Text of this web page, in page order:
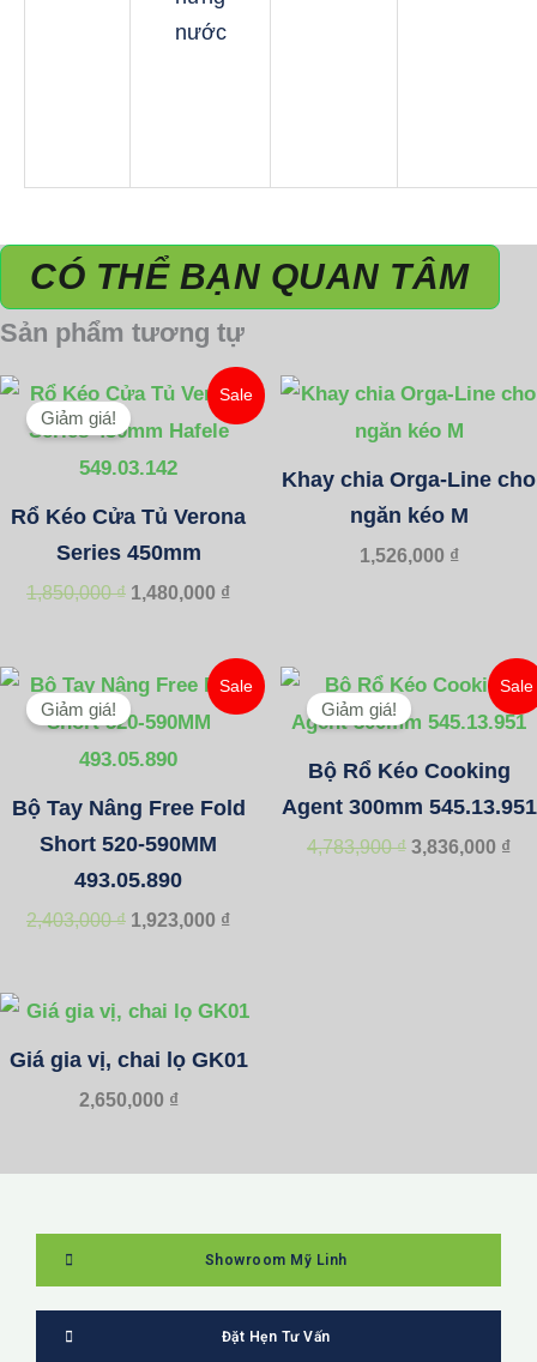
nước
CÓ THỂ BẠN QUAN TÂM
Sản phẩm tương tự
Sale
Giảm giá!
Rổ Kéo Cửa Tủ Verona
Series 450mm
1,850,000₫
Giá
gốc
là:
1,850,000 ₫.
1,480,000 ₫
Giá
hiện
1,480,000 ₫.
Khay chia Orga-Line cho
ngăn kéo M
1,526,000 ₫
Sale
Giảm giá!
Bộ Tay Nâng Free Fold
Short 520-590MM
493.05.890
2,403,000₫
Giá
gốc
là:
2,403,000 ₫.
1,923,000 ₫
Giá
hiện
1,923,000 ₫.
Sale
Giảm giá!
Bộ Rổ Kéo Cooking
Agent 300mm 545.13.951
4,783,900₫
Giá
gốc
là:
3,836,000 ₫
tại
Giá gia vị, chai lọ GK01
2,650,000 ₫
Showroom Mỹ Linh
Đặt Hẹn Tư Vấn